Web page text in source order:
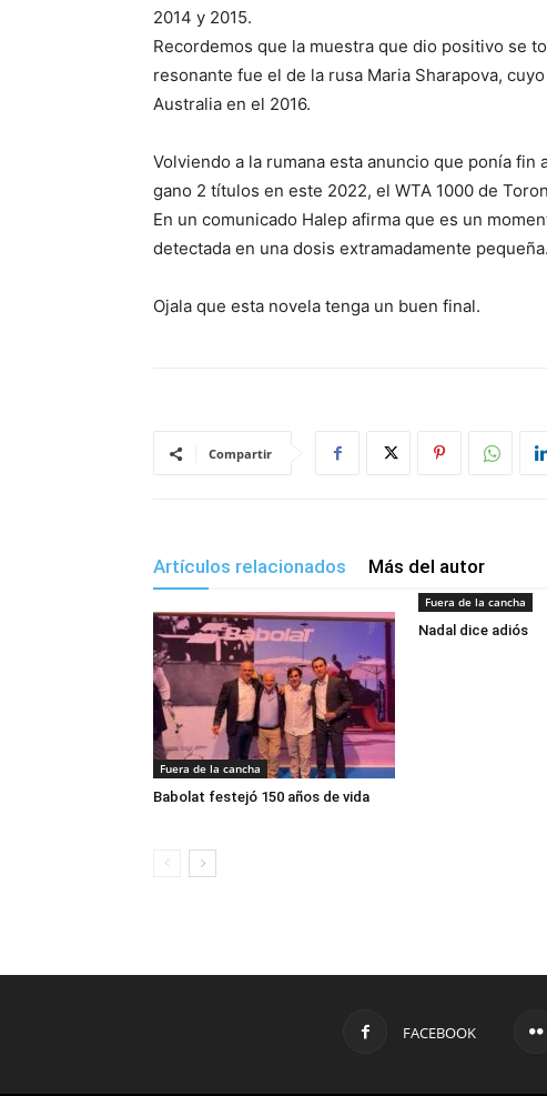
2014 y 2015.
Recordemos que la muestra que dio positivo se
resonante fue el de la rusa Maria Sharapova,
Australia en el 2016.
Volviendo a la rumana esta anuncio que ponía
gano 2 títulos en este 2022, el WTA 1000 de
En un comunicado Halep afirma que es un
detectada en una dosis extramadamente pequeña.
Ojala que esta novela tenga un buen final.
Compartir
Artículos relacionados Más del autor
Fuera de la cancha
Babolat festejó 150 años de vida
Fuera de la cancha
Nadal dice adiós
FACEBOOK